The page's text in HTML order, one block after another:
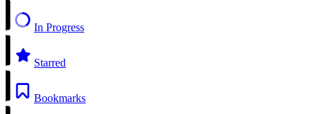
In Progress
Starred
Bookmarks